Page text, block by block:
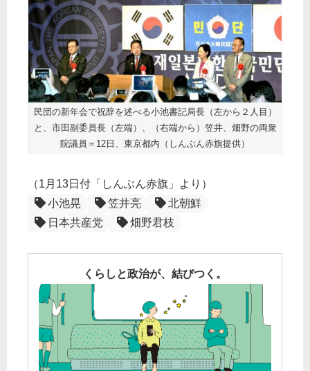
民団の新年会で祝辞を述べる小池書記局長（左から２人目）
と、市田副委員長（左端）、（右端から）笠井、畑野の両衆
院議員＝12日、東京都内（しんぶん赤旗提供）
（1月13日付「しんぶん赤旗」より）
小池晃
笠井亮
北朝鮮
日本共産党
畑野君枝
くらしと政治が、結びつく。